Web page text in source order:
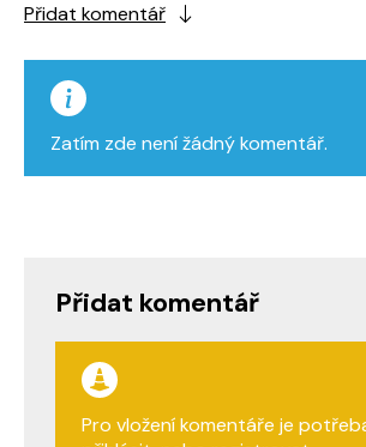
Přidat komentář
Zatím zde není žádný komentář.
Přidat komentář
Pro vložení komentáře je